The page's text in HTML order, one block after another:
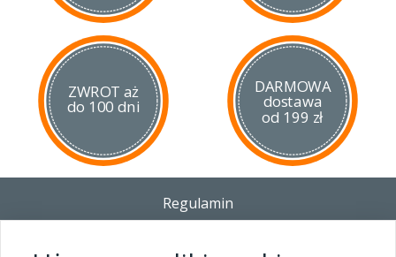
Wskazówki:
Wyjmij wkład na 2-3 dni aby benzyna wyparowała
Załóż wkład
Zapakuj starannie zapalniczkę/-ki
Dołóż kartkę ze swoimi danymi teleadresowymi
Nie próbuj naprawiać zapalniczki samodzielnie
ZWROT aż
do 100 dni
DARMOWA
dostawa
od 199 zł
Regulamin
Polityka prywatności i pliki cookies